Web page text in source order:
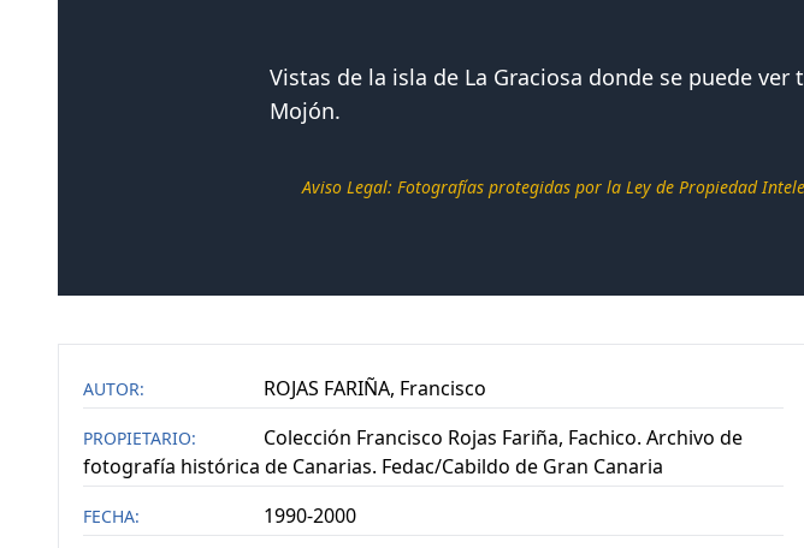
Vistas de la isla de La Graciosa donde se puede
Mojón.
Aviso Legal: Fotografías protegidas por la Ley de Propiedad
AUTOR: ROJAS FARIÑA, Francisco
PROPIETARIO:
Colección Francisco Rojas Fariña, Fachico. Archivo de
fotografía histórica de Canarias. Fedac/Cabildo de Gran Canaria
FECHA: 1990-2000